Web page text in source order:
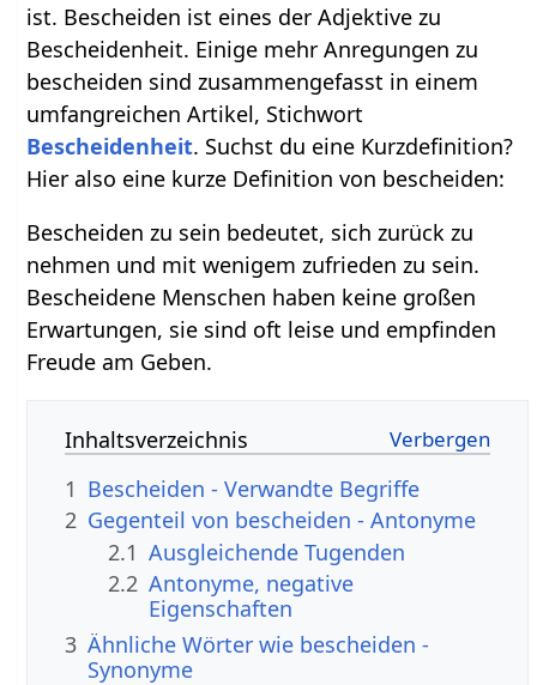
ist. Bescheiden ist eines der Adjektive zu
Bescheidenheit. Einige mehr Anregungen zu
bescheiden sind zusammengefasst in einem
umfangreichen Artikel, Stichwort
Bescheidenheit. Suchst du eine Kurzdefinition?
Hier also eine kurze Definition von bescheiden:
Bescheiden zu sein bedeutet, sich zurück zu
nehmen und mit wenigem zufrieden zu sein.
Bescheidene Menschen haben keine großen
Erwartungen, sie sind oft leise und empfinden
Freude am Geben.
Inhaltsverzeichnis
1 Bescheiden - Verwandte Begriffe
2 Gegenteil von bescheiden - Antonyme
2.1 Ausgleichende Tugenden
2.2 Antonyme, negative
Eigenschaften
3 Ähnliche Wörter wie bescheiden -
Synonyme